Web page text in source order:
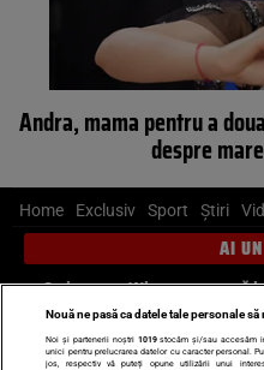
Andra, mama pentru a
despre
Home Exclusiv Sport Știri
AI
Scrie-ne pe Whatsapp, sună
Nouă ne pasă ca datele tale personale
Noi și partenerii noștri 1019stocăm și/sau accesăm
unici pentru prelucrarea datelor cu caracter personal.
jos, respectiv vă puteți opune utilizării unui